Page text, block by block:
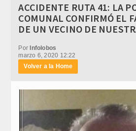
ACCIDENTE RUTA 41: LA
COMUNAL CONFIRMÓ EL
DE UN VECINO DE
PorInfolobos
marzo 6, 2020 12:22
Volver a la Home